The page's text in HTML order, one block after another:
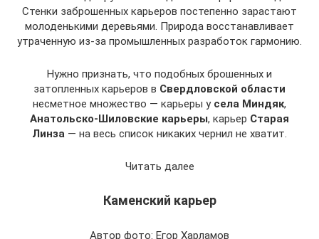
Стенки заброшенных карьеров постепенно зарастают
молоденькими деревьями. Природа восстанавливает
утраченную из-за промышленных разработок гармонию.
Нужно признать, что подобных брошенных и
затопленных карьеров в Свердловской области
несметное множество — карьеры у села Миндяк,
Анатольско-Шиловские карьеры, карьер Старая
Линза — на весь список никаких чернил не хватит.
Читать далее
Каменский карьер
Автор фото: Егор Харламов